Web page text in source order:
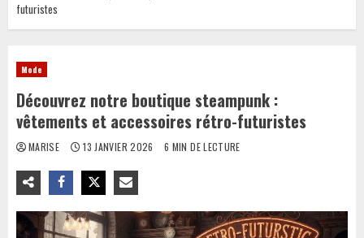
futuristes
Mode
Découvrez notre boutique steampunk :
vêtements et accessoires rétro-futuristes
MARISE 13 JANVIER 2026 6 MIN DE LECTURE